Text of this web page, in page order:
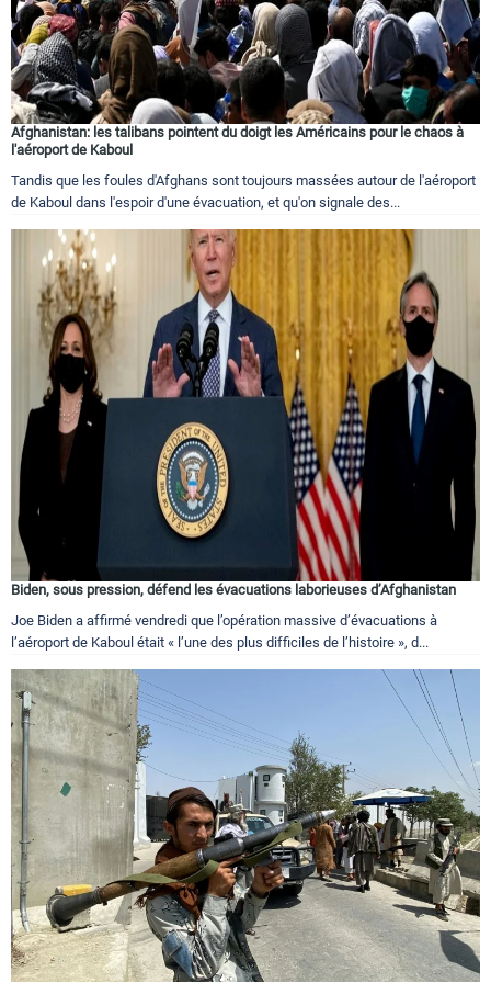
Afghanistan: les talibans pointent du doigt les Américains pour le chaos à
l'aéroport de Kaboul
Tandis que les foules d'Afghans sont toujours massées autour de l'aéroport
de Kaboul dans l'espoir d'une évacuation, et qu'on signale des...
Biden, sous pression, défend les évacuations laborieuses d’Afghanistan
Joe Biden a affirmé vendredi que l’opération massive d’évacuations à
l’aéroport de Kaboul était « l’une des plus difficiles de l’histoire », d...